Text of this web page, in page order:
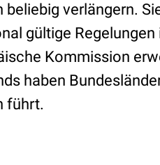
beliebig verlängern.
gültige
Kommission
haben
führt.